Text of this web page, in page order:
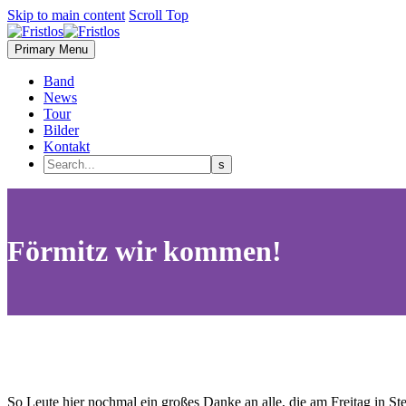
Skip to main content Scroll Top
Primary Menu
Band
News
Tour
Bilder
Kontakt
Förmitz wir kommen!
So Leute hier nochmal ein großes Danke an alle, die am Freitag in